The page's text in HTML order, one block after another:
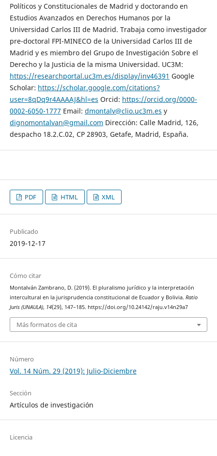
Políticos y Constitucionales de Madrid y doctorando en
Estudios Avanzados en Derechos Humanos por la
Universidad Carlos III de Madrid. Trabaja como investigador
pre-doctoral FPI-MINECO de la Universidad Carlos III de
Madrid y es miembro del Grupo de Investigación Sobre el
Derecho y la Justicia de la misma Universidad. UC3M:
https://researchportal.uc3m.es/display/inv46391 Google
Scholar: https://scholar.google.com/citations?
user=8qDq9r4AAAAJ&hl=es Orcid: https://orcid.org/0000-
0002-6050-1777 Email: dmontalv@clio.uc3m.es y
dignomontalvan@gmail.com Dirección: Calle Madrid, 126,
despacho 18.2.C.02, CP 28903, Getafe, Madrid, España.
PDF HTML XML
Publicado
2019-12-17
Cómo citar
Montalván Zambrano, D. (2019). El pluralismo jurídico y la interpretación
intercultural en la jurisprudencia constitucional de Ecuador y Bolivia. Ratio
Juris (UNAULA), 14(29), 147–185. https://doi.org/10.24142/raju.v14n29a7
Más formatos de cita
Número
Vol. 14 Núm. 29 (2019): Julio-Diciembre
Sección
Artículos de investigación
Licencia